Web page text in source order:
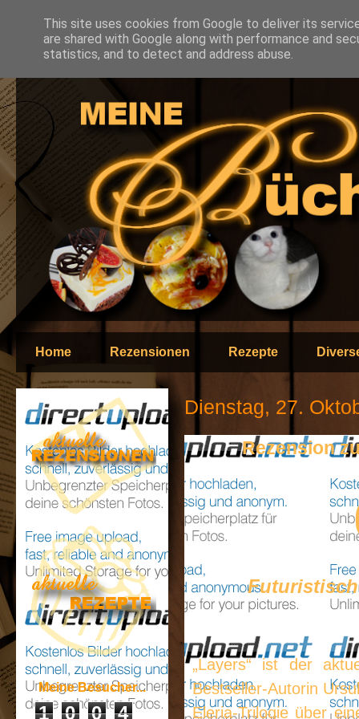
Home Rezensionen Rezepte
Dienstag, 27.
Rezension
„Layers“ ist der
Bestseller-Autorin
Eleria-Trilogie über
Meine Besucher...
1 0 0
4
This site uses cookies from Google to deliver its
are shared with Google along with performance and
statistics, and to detect and address abuse.